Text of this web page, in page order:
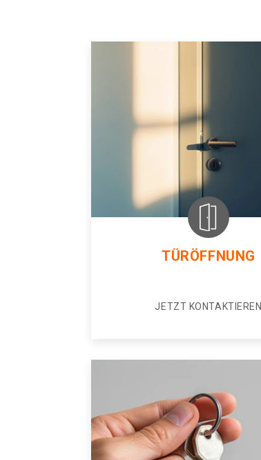
TÜRÖFFNUNG
JETZT KONTAKTIEREN